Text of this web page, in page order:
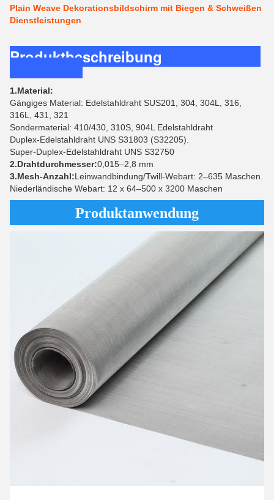
Plain Weave Dekorationsbildschirm mit Biegen & Schweißen
Dienstleistungen
Produktbeschreibung
1.Material:
Gängiges Material: Edelstahldraht SUS201, 304, 304L, 316,
316L, 431, 321
Sondermaterial: 410/430, 310S, 904L Edelstahldraht
Duplex-Edelstahldraht UNS S31803 (S32205).
Super-Duplex-Edelstahldraht UNS S32750
2.Drahtdurchmesser:0,015–2,8 mm
3.Mesh-Anzahl:Leinwandbindung/Twill-Webart: 2–635 Maschen.
Niederländische Webart: 12 x 64–500 x 3200 Maschen
Produktanwendung